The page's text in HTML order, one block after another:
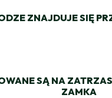
ZNAJDUJE SIĘ
SĄ NA
ZAMKA